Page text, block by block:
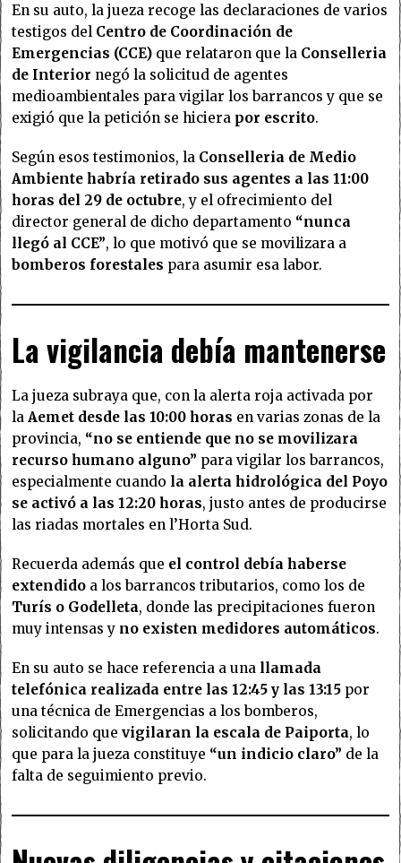
En su auto, la jueza recoge las declaraciones de varios
testigos del Centro de Coordinación de
Emergencias (CCE) que relataron que la Conselleria
de Interior negó la solicitud de agentes
medioambientales para vigilar los barrancos y que se
exigió que la petición se hiciera por escrito.
Según esos testimonios, la Conselleria de Medio
Ambiente habría retirado sus agentes a las 11:00
horas del 29 de octubre, y el ofrecimiento del
director general de dicho departamento “nunca
llegó al CCE”, lo que motivó que se movilizara a
bomberos forestales para asumir esa labor.
La vigilancia debía mantenerse
La jueza subraya que, con la alerta roja activada por
laAemet desde las 10:00 horas en varias zonas de la
provincia, “no se entiende que no se movilizara
recurso humano alguno” para vigilar los barrancos,
especialmente cuando la alerta hidrológica del Poyo
se activó a las 12:20 horas, justo antes de producirse
las riadas mortales en l’Horta Sud.
Recuerda además que el control debía haberse
extendido a los barrancos tributarios, como los de
Turís o Godelleta, donde las precipitaciones fueron
muy intensas y no existen medidores automáticos.
En su auto se hace referencia a una llamada
telefónica realizada entre las 12:45 y las 13:15 por
una técnica de Emergencias a los bomberos,
solicitando quevigilaran la escala de Paiporta, lo
que para la jueza constituye “un indicio claro” de la
falta de seguimiento previo.